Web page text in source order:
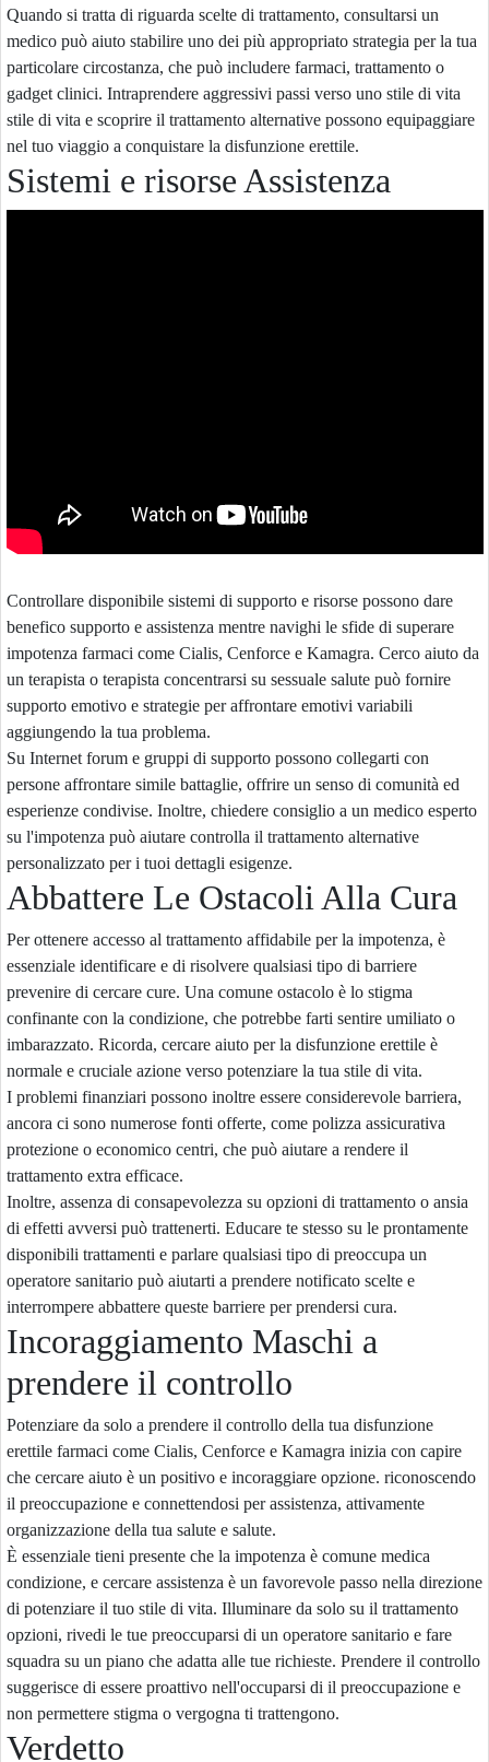
Quando si tratta di riguarda scelte di trattamento, consultarsi un
medico può aiuto stabilire uno dei più appropriato strategia per la tua
particolare circostanza, che può includere farmaci, trattamento o
gadget clinici. Intraprendere aggressivi passi verso uno stile di vita
stile di vita e scoprire il trattamento alternative possono equipaggiare
nel tuo viaggio a conquistare la disfunzione erettile.
Sistemi e risorse Assistenza
Controllare disponibile sistemi di supporto e risorse possono dare
benefico supporto e assistenza mentre navighi le sfide di superare
impotenza farmaci come Cialis, Cenforce e Kamagra. Cerco aiuto da
un terapista o terapista concentrarsi su sessuale salute può fornire
supporto emotivo e strategie per affrontare emotivi variabili
aggiungendo la tua problema.
Su Internet forum e gruppi di supporto possono collegarti con
persone affrontare simile battaglie, offrire un senso di comunità ed
esperienze condivise. Inoltre, chiedere consiglio a un medico esperto
su l'impotenza può aiutare controlla il trattamento alternative
personalizzato per i tuoi dettagli esigenze.
Abbattere Le Ostacoli Alla Cura
Per ottenere accesso al trattamento affidabile per la impotenza, è
essenziale identificare e di risolvere qualsiasi tipo di barriere
prevenire di cercare cure. Una comune ostacolo è lo stigma
confinante con la condizione, che potrebbe farti sentire umiliato o
imbarazzato. Ricorda, cercare aiuto per la disfunzione erettile è
normale e cruciale azione verso potenziare la tua stile di vita.
I problemi finanziari possono inoltre essere considerevole barriera,
ancora ci sono numerose fonti offerte, come polizza assicurativa
protezione o economico centri, che può aiutare a rendere il
trattamento extra efficace.
Inoltre, assenza di consapevolezza su opzioni di trattamento o ansia
di effetti avversi può trattenerti. Educare te stesso su le prontamente
disponibili trattamenti e parlare qualsiasi tipo di preoccupa un
operatore sanitario può aiutarti a prendere notificato scelte e
interrompere abbattere queste barriere per prendersi cura.
Incoraggiamento Maschi a
prendere il controllo
Potenziare da solo a prendere il controllo della tua disfunzione
erettile farmaci come Cialis, Cenforce e Kamagra inizia con capire
che cercare aiuto è un positivo e incoraggiare opzione. riconoscendo
il preoccupazione e connettendosi per assistenza, attivamente
organizzazione della tua salute e salute.
È essenziale tieni presente che la impotenza è comune medica
condizione, e cercare assistenza è un favorevole passo nella direzione
di potenziare il tuo stile di vita. Illuminare da solo su il trattamento
opzioni, rivedi le tue preoccuparsi di un operatore sanitario e fare
squadra su un piano che adatta alle tue richieste. Prendere il controllo
suggerisce di essere proattivo nell'occuparsi di il preoccupazione e
non permettere stigma o vergogna ti trattengono.
Verdetto